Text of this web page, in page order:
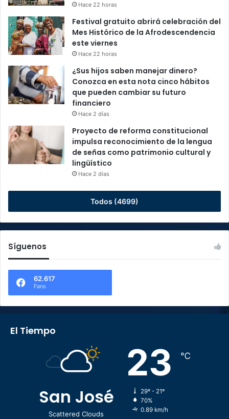
Hace 22 horas
Festival gratuito abrirá celebración del
Mes Histórico de la Afrodescendencia
este viernes
Hace 22 horas
¿Sus hijos saben manejar dinero?
Conozca en esta nota cinco hábitos
que pueden cambiar su futuro
financiero
Hace 2 días
Proyecto de reforma constitucional
impulsa reconocimiento de la lengua
de señas como patrimonio cultural y
lingüístico
Hace 2 días
Todos (4699)
Síguenos
62.617
Fans
El Tiempo
San José
Scattered Clouds
23 ℃
29º - 21º
70%
0.89 km/h